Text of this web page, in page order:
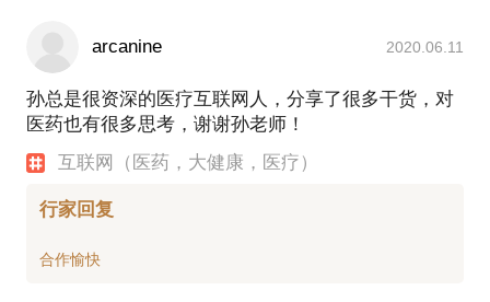
arcanine 2020.06.11
孙总是很资深的医疗互联网人，分享了很多干货，对
医药也有很多思考，谢谢孙老师！
互联网（医药，大健康，医疗）
行家回复